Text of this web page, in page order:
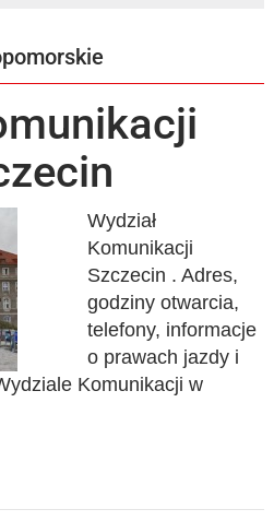
Wydział
Komunikacji
Szczecin . Adres,
godziny otwarcia,
telefony, informacje
o prawach jazdy i
Komunikacji w